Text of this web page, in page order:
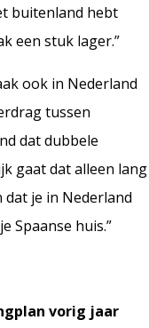
buitenland hebt
een stuk lager.”
ook in Nederland
tussen
dat dubbele
gaat dat alleen lang
je in Nederland
Spaanse huis.”
vorig jaar